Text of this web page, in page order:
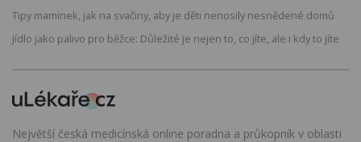
Tipy maminek, jak na svačiny, aby je děti nenosily nesnědené domů
Jídlo jako palivo pro běžce: Důležité je nejen to, co jíte, ale i kdy to jíte
Největší česká medicínská online poradna a průkopník v oblasti